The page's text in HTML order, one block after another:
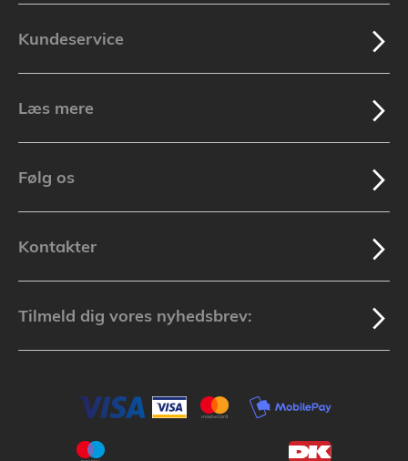
Kundeservice
Læs mere
Følg os
Kontakter
Tilmeld dig vores nyhedsbrev: